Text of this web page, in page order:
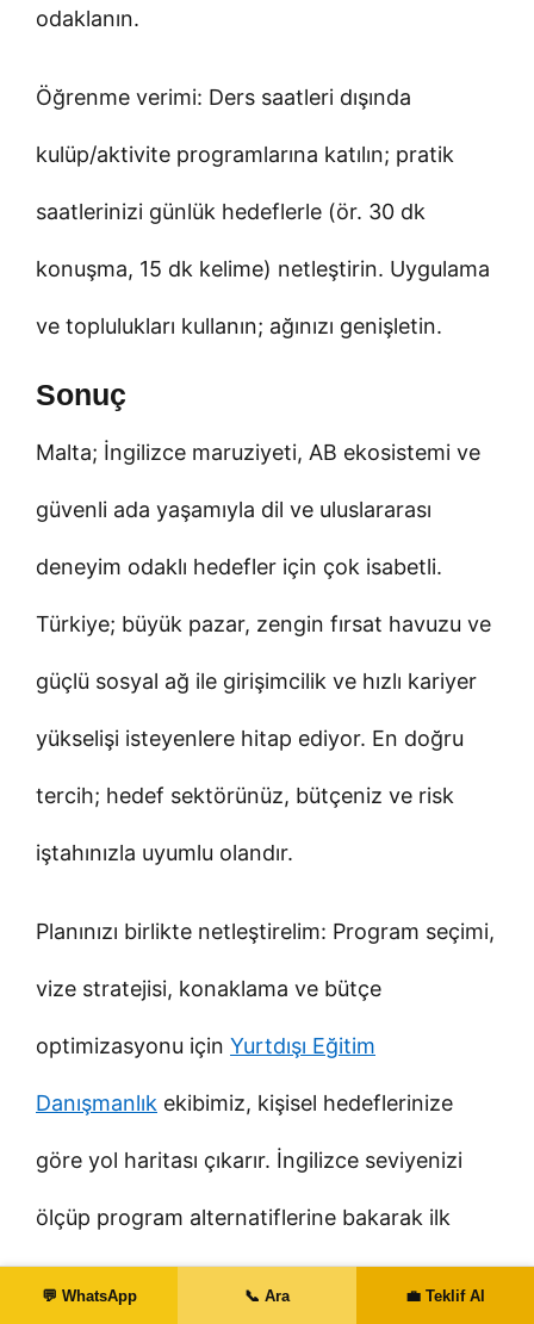
odaklanın.
Öğrenme verimi: Ders saatleri dışında
kulüp/aktivite programlarına katılın; pratik
saatlerinizi günlük hedeflerle (ör. 30 dk
konuşma, 15 dk kelime) netleştirin. Uygulama
ve toplulukları kullanın; ağınızı genişletin.
Sonuç
Malta; İngilizce maruziyeti, AB ekosistemi ve
güvenli ada yaşamıyla dil ve uluslararası
deneyim odaklı hedefler için çok isabetli.
Türkiye; büyük pazar, zengin fırsat havuzu ve
güçlü sosyal ağ ile girişimcilik ve hızlı kariyer
yükselişi isteyenlere hitap ediyor. En doğru
tercih; hedef sektörünüz, bütçeniz ve risk
iştahınızla uyumlu olandır.
Planınızı birlikte netleştirelim: Program seçimi,
vize stratejisi, konaklama ve bütçe
optimizasyonu için Yurtdışı Eğitim
Danışmanlık ekibimiz, kişisel hedeflerinize
göre yol haritası çıkarır. İngilizce seviyenizi
ölçüp program alternatiflerine bakarak ilk
adımı bugün atabilirsiniz.
💬 WhatsApp 📞 Ara 💼 Teklif Al